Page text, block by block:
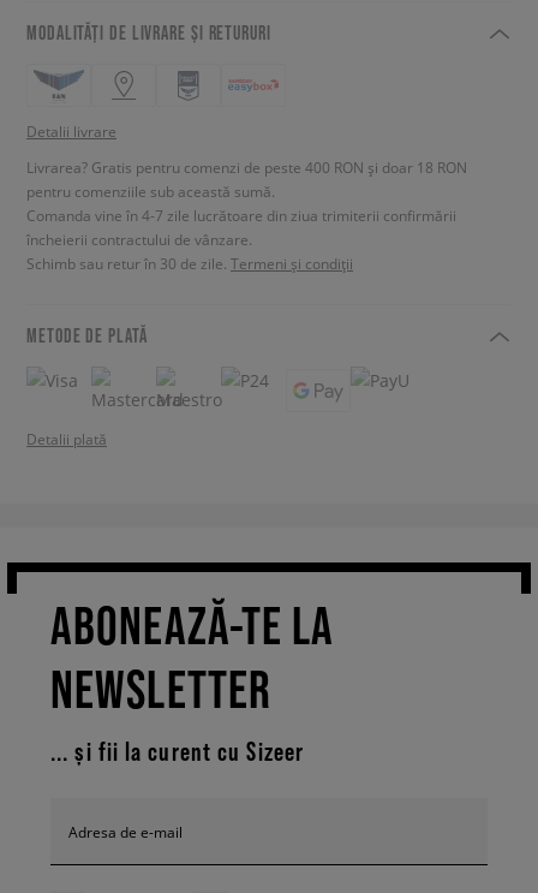
MODALITĂȚI DE LIVRARE ȘI RETURURI
Detalii livrare
Livrarea? Gratis pentru comenzi de peste 400 RON și doar 18 RON
pentru comenziile sub această sumă.
Comanda vine în 4-7 zile lucrătoare din ziua trimiterii confirmării
încheierii contractului de vânzare.
Schimb sau retur în 30 de zile. Termeni și condiții
METODE DE PLATĂ
Detalii plată
ABONEAZĂ-TE LA
NEWSLETTER
... și fii la curent cu Sizeer
Adresa de e-mail